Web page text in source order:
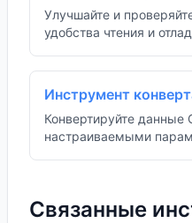
Улучшайте и
удобства чтения и
Инструмент
Конвертируйте данные
настраиваемыми
Связанные